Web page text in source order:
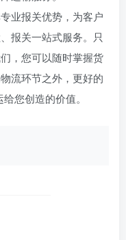
业报关优势，为客户
报关一站式服务。只
，您可以随时掌握货
流环节之外，更好的
您创造的价值。